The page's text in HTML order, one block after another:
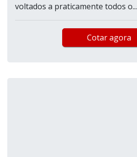
voltados a praticamente todos o...
Cotar agora